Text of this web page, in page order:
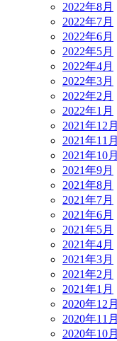
2022年8月
2022年7月
2022年6月
2022年5月
2022年4月
2022年3月
2022年2月
2022年1月
2021年12月
2021年11月
2021年10月
2021年9月
2021年8月
2021年7月
2021年6月
2021年5月
2021年4月
2021年3月
2021年2月
2021年1月
2020年12月
2020年11月
2020年10月